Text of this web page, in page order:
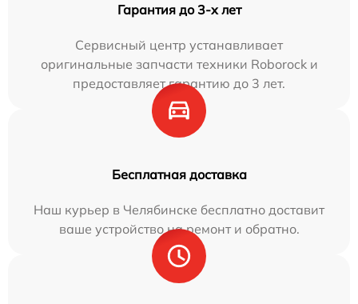
Гарантия до 3-х лет
Сервисный центр устанавливает
оригинальные запчасти техники Roborock и
предоставляет гарантию до 3 лет.
Бесплатная доставка
Наш курьер в Челябинске бесплатно доставит
ваше устройство на ремонт и обратно.